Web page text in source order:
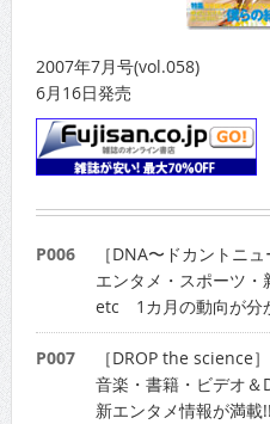
2007年7月号(vol.058)
6月16日発売
P006
［DNA〜ドカントニ
エンタメ・スポーツ
etc 1カ月の動向が分
P007
［DROP the science］
音楽・書籍・ビデオ
新エンタメ情報が満載!!